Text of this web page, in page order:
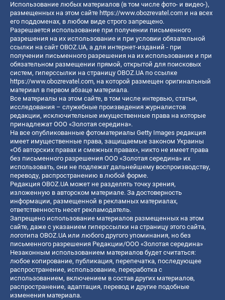
Использование любых материалов (в том числе фото- и видео-),
размещенных на этом сайте https://www.obozrevatel.com и на всех
его поддоменах, в любом виде строго запрещено.
Разрешается использование при получении письменного
разрешения на их использование и при условии обязательной
ссылки на сайт OBOZ.UA, а для интернет-изданий - при
получении письменного разрешения на их использование и при
обязательном размещении прямой, открытой для поисковых
систем, гиперссылки на страницу OBOZ.UA по ссылке
https://www.obozrevatel.com, на которой размещен оригинальный
материал в первом абзаце материала.
Все материалы на этом сайте, в том числе интервью, статьи,
исследования – служебные произведения журналистов
редакции, исключительные имущественные права на которые
принадлежат ООО «Золотая середина».
На все опубликованные фотоматериалы Getty Images редакция
имеет имущественные права, защищаемые законом Украины
«Об авторских правах и смежных правах», никто не имеет права
без письменного разрешения ООО «Золотая середина» их
использовать, они не подлежат дальнейшему воспроизводству,
переводу, распространению в любой форме.
Редакция OBOZ.UA может не разделять точку зрения,
изложенную в авторском материале. За достоверность
информации, размещенной в рекламных материалах,
ответственность несет рекламодатель.
Запрещено использование материалов размещенных на этом
сайте, даже с указанием гиперссылки на страницу этого сайта,
логотипа OBOZ.UA или любого другого упоминания, но без
письменного разрешения Редакции/ООО «Золотая середина»
Незаконным использованием материалов будет считаться:
любое копирование, публикация, перепечатка, последующее
распространение, использование, переработка с
использованием, включением в состав других материалов,
распространение, адаптация, перевод и другие подобные
изменения материала.